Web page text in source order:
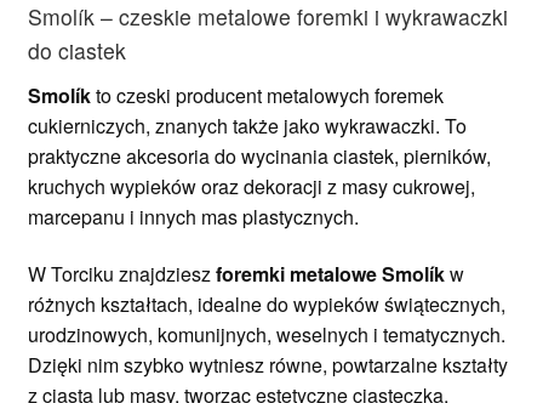
Smolík – czeskie metalowe foremki i wykrawaczki
do ciastek
Smolíkto czeski producent metalowych foremek
cukierniczych, znanych także jako wykrawaczki. To
praktyczne akcesoria do wycinania ciastek, pierników,
kruchych wypieków oraz dekoracji z masy cukrowej,
marcepanu i innych mas plastycznych.
W Torciku znajdzieszforemki metalowe Smolíkw
różnych kształtach, idealne do wypieków świątecznych,
urodzinowych, komunijnych, weselnych i tematycznych.
Dzięki nim szybko wytniesz równe, powtarzalne kształty
z ciasta lub masy, tworząc estetyczne ciasteczka,